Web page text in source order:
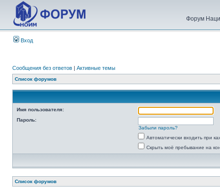
Форум
Вход
Сообщения без ответов | Активные темы
Список форумов
Имя пользователя:
Пароль:
Забыли пароль?
Автоматически входить при
Скрыть моё пребывание на
Список форумов